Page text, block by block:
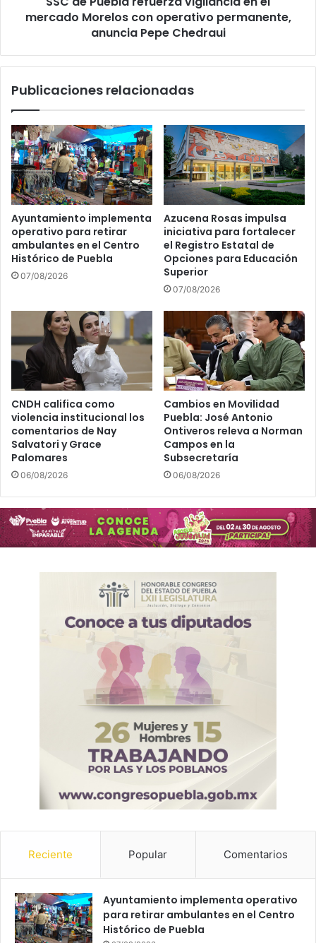
operativo
Pepe
mercado Morelos con operativo permanente,
anuncia Pepe Chedraui
Publicaciones relacionadas
Ayuntamiento implementa
operativo para retirar
ambulantes en el Centro
Histórico de Puebla
07/08/2026
Azucena Rosas impulsa
iniciativa para fortalecer
el Registro Estatal de
Opciones para Educación
Superior
07/08/2026
CNDH califica como
violencia institucional los
comentarios de Nay
Salvatori y Grace
Palomares
06/08/2026
Cambios en Movilidad
Puebla: José Antonio
Ontiveros releva a Norman
Campos en la
Subsecretaría
06/08/2026
Reciente Popular Comentarios
Ayuntamiento implementa operativo
para retirar ambulantes en el Centro
Histórico de Puebla